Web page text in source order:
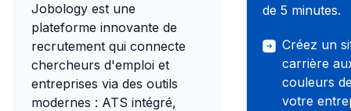
Jobology est une
plateforme innovante de
recrutement qui connecte
chercheurs d'emploi et
entreprises via des outils
modernes : ATS intégré,
de 5 minutes.
Créez un
carrière
couleurs
votre